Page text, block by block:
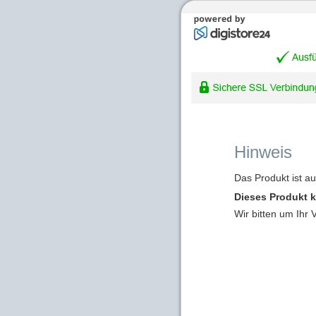
Hinweis
Das Produkt ist
Dieses Produkt
Wir bitten um Ihr